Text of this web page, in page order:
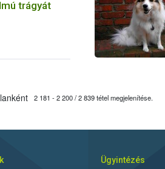
trágyát
2 181 - 2 200 / 2 839 tétel megjelenítése.
Ügyintézés